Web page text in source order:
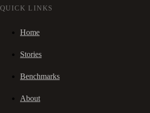
QUICK LINKS
Home
Stories
Benchmarks
About